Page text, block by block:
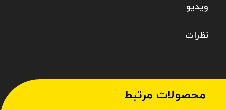
ویدیو
نظرات
محصولات مرتبط